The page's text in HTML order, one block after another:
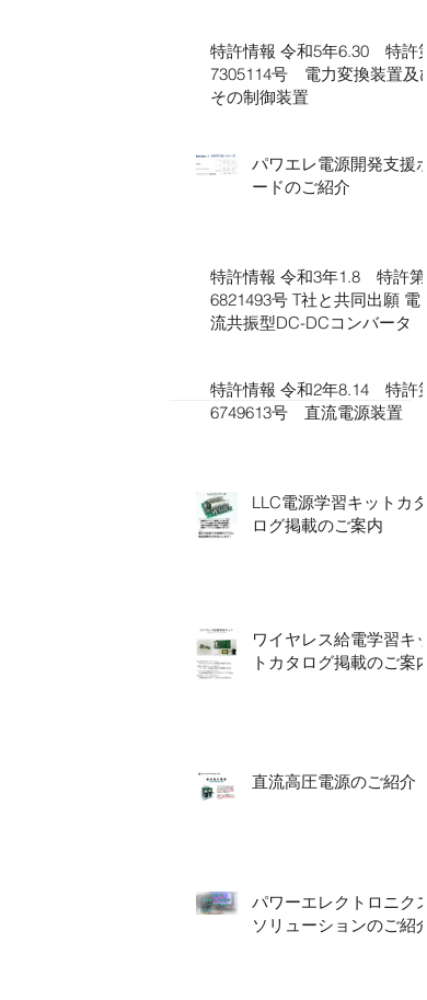
特許情報 令和5年6.30 特許第
7305114号​​ 電力変換装置及び
その制御装置
パワエレ電源開発支援ボ
ードのご紹介
特許情報 令和3年1.8 特許第
6821493号 T社と共同出願 電
流共振型DC-DCコンバータ
特許情報 令和2年8.14 特許第
6749613号​​ 直流電源装置
LLC電源学習キットカタ
ログ掲載のご案内
ワイヤレス給電学習キッ
トカタログ掲載のご案内
直流高圧電源のご紹介
パワーエレクトロニクス
ソリューションのご紹介